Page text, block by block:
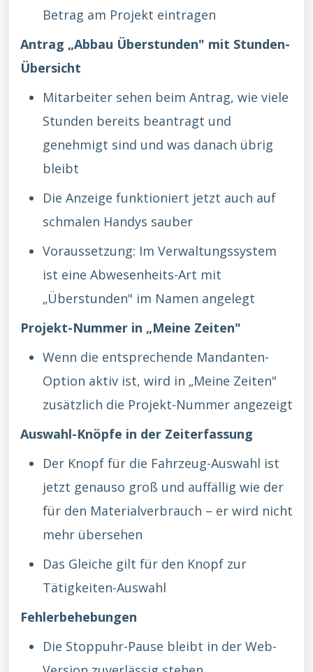
Betrag am Projekt eintragen
Antrag „Abbau Überstunden" mit Stunden-
Übersicht
Mitarbeiter sehen beim Antrag, wie viele
Stunden bereits beantragt und
genehmigt sind und was danach übrig
bleibt
Die Anzeige funktioniert jetzt auch auf
schmalen Handys sauber
Voraussetzung: Im Verwaltungssystem
ist eine Abwesenheits-Art mit
„Überstunden" im Namen angelegt
Projekt-Nummer in „Meine Zeiten"
Wenn die entsprechende Mandanten-
Option aktiv ist, wird in „Meine Zeiten"
zusätzlich die Projekt-Nummer angezeigt
Auswahl-Knöpfe in der Zeiterfassung
Der Knopf für die Fahrzeug-Auswahl ist
jetzt genauso groß und auffällig wie der
für den Materialverbrauch – er wird nicht
mehr übersehen
Das Gleiche gilt für den Knopf zur
Tätigkeiten-Auswahl
Fehlerbehebungen
Die Stoppuhr-Pause bleibt in der Web-